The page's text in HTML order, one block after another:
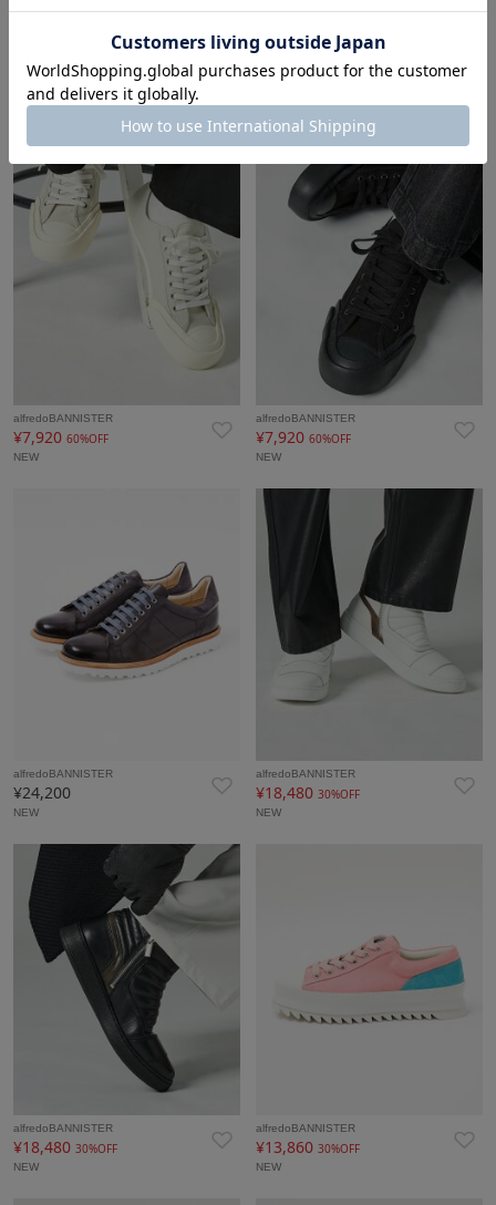
alfredoBANNISTER
¥14,520 60%OFF
NEW
alfredoBANNISTER
¥36,300
alfredoBANNISTER
¥7,920 60%OFF
NEW
alfredoBANNISTER
¥7,92060%OFF
NEW
alfredoBANNISTER
¥24,200
NEW
alfredoBANNISTER
¥18,480 30%OFF
NEW
alfredoBANNISTER
¥18,480 30%OFF
NEW
alfredoBANNISTER
¥13,86030%OFF
NEW